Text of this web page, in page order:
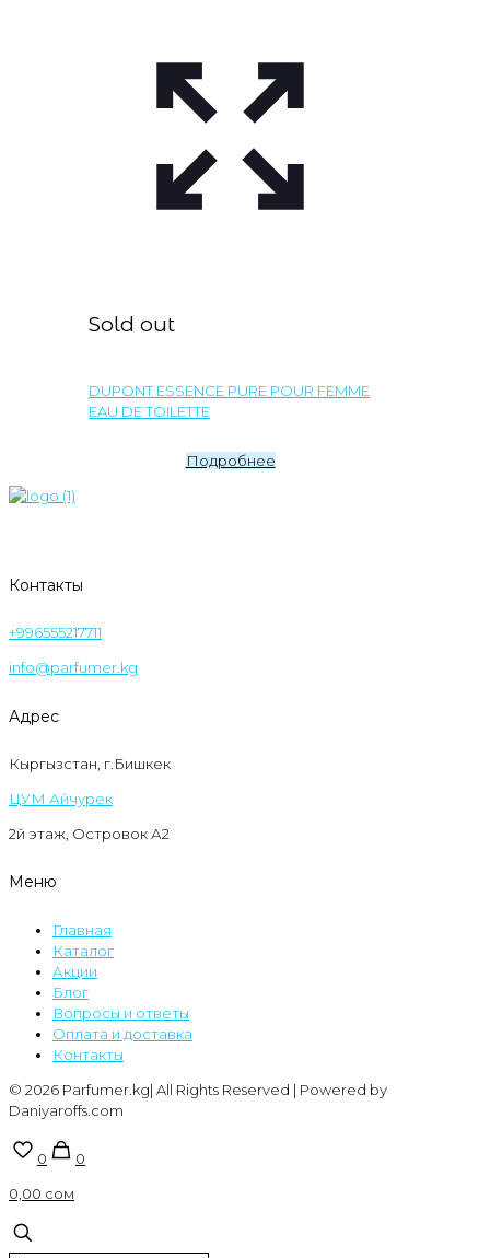
Sold out
DUPONT ESSENCE PURE POUR FEMME
EAU DE TOILETTE
Подробнее
Контакты
+996555217711
info@parfumer.kg
Адрес
Кыргызстан, г.Бишкек
ЦУМ Айчурек
2й этаж, Островок А2
Меню
Главная
Каталог
Акции
Блог
Вопросы и ответы
Оплата и доставка
Контакты
© 2026 Parfumer.kg| All Rights Reserved | Powered by
Daniyaroffs.com
0
0
0,00 сом